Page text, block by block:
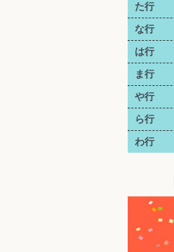
た行
な行
は行
ま行
や行
ら行
わ行